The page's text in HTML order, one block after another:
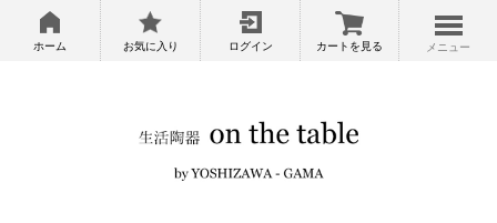
ホーム お気に入り ログイン カートを見る メニュー